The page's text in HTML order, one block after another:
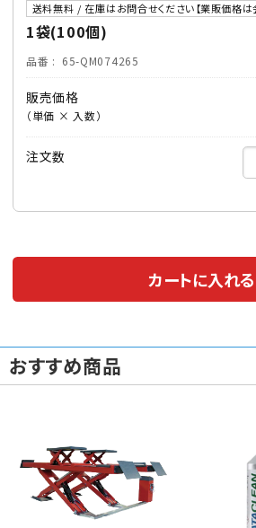
送料無料 / 在庫はお問合せください【業販価格は
1袋(100個)
品番 65-QM074265
販売価格
（単価 × 入数）
注文数
カートに入れる
おすすめ商品